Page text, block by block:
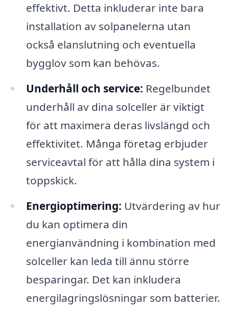
effektivt. Detta inkluderar inte bara
installation av solpanelerna utan
också elanslutning och eventuella
bygglov som kan behövas.
Underhåll och service: Regelbundet
underhåll av dina solceller är viktigt
för att maximera deras livslängd och
effektivitet. Många företag erbjuder
serviceavtal för att hålla dina system i
toppskick.
Energioptimering: Utvärdering av hur
du kan optimera din
energianvändning i kombination med
solceller kan leda till ännu större
besparingar. Det kan inkludera
energilagringslösningar som batterier.